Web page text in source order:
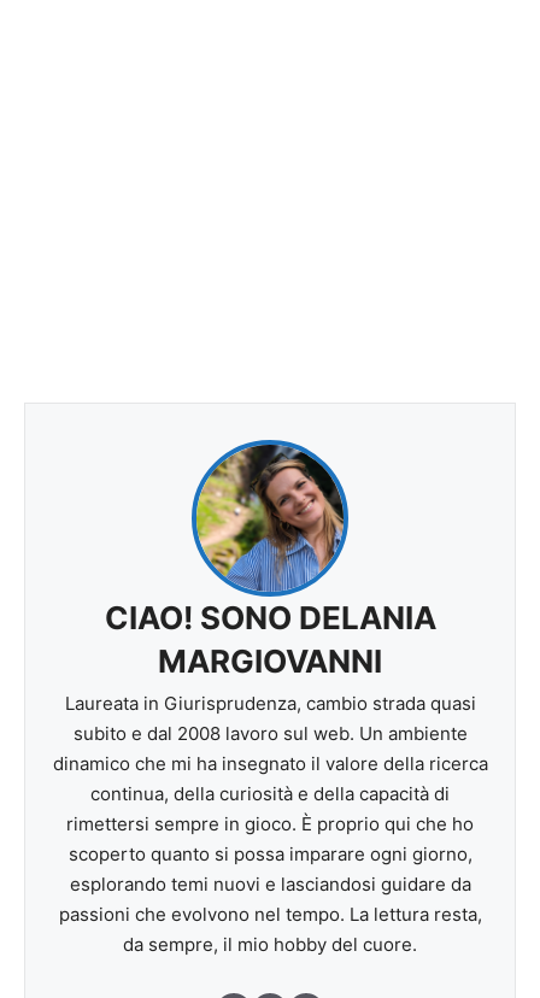
CIAO! SONO DELANIA
MARGIOVANNI
Laureata in Giurisprudenza, cambio strada quasi
subito e dal 2008 lavoro sul web. Un ambiente
dinamico che mi ha insegnato il valore della ricerca
continua, della curiosità e della capacità di
rimettersi sempre in gioco. È proprio qui che ho
scoperto quanto si possa imparare ogni giorno,
esplorando temi nuovi e lasciandosi guidare da
passioni che evolvono nel tempo. La lettura resta,
da sempre, il mio hobby del cuore.